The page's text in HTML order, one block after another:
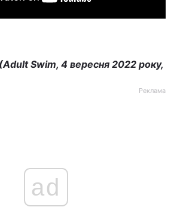
Swim, 4 вересня 2022 року,
Реклама
ad